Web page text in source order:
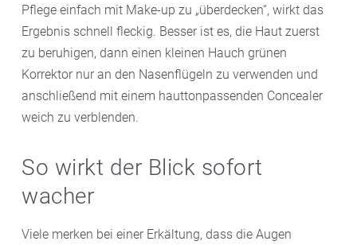
Pflege einfach mit Make-up zu „überdecken“, wirkt das
Ergebnis schnell fleckig. Besser ist es, die Haut zuerst
zu beruhigen, dann einen kleinen Hauch grünen
Korrektor nur an den Nasenflügeln zu verwenden und
anschließend mit einem hauttonpassenden Concealer
weich zu verblenden.
So wirkt der Blick sofort
wacher
Viele merken bei einer Erkältung, dass die Augen